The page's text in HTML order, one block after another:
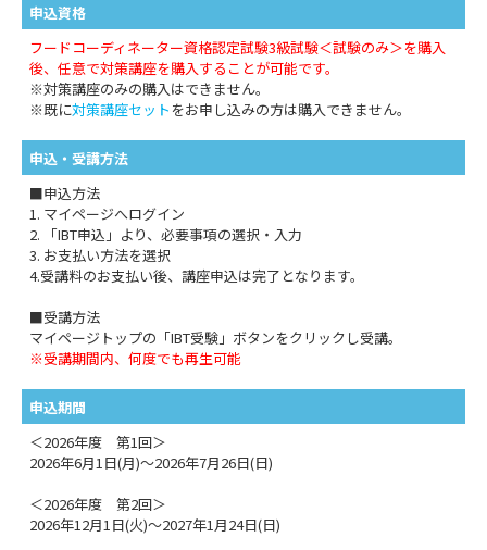
申込資格
フードコーディネーター資格認定試験3級試験＜試験のみ＞を購入
後、任意で対策講座を購入することが可能です。
※対策講座のみの購入はできません。
※既に対策講座セット をお申し込みの方は購入できません。
申込・受講方法
■申込方法
1. マイページへログイン
2. 「IBT申込」より、必要事項の選択・入力
3. お支払い方法を選択
4.受講料のお支払い後、講座申込は完了となります。
■受講方法
マイページトップの「IBT受験」ボタンをクリックし受講。
※受講期間内、何度でも再生可能
申込期間
＜2026年度 第1回＞
2026年6月1日(月)～2026年7月26日(日)
＜2026年度 第2回＞
2026年12月1日(火)～2027年1月24日(日)